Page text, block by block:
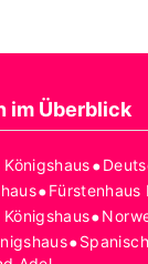
im Überblick
•
•Fürstenhaus
•
•